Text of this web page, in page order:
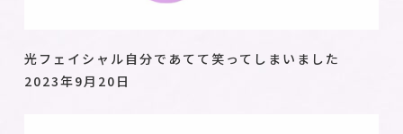
光フェイシャル自分であてて笑ってしまいました
2023年9月20日